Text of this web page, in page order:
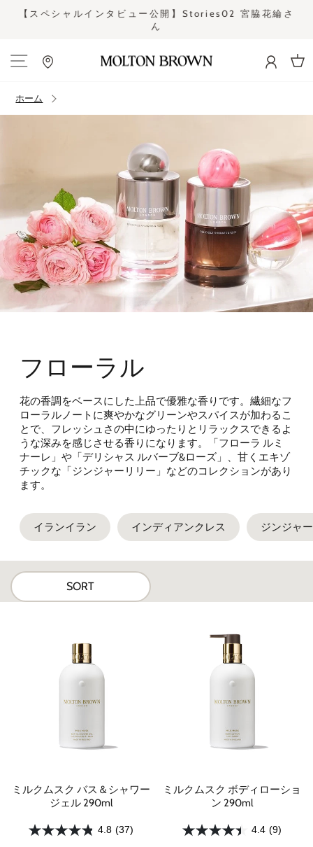
ッ
イ
ー
る
【スペシャルインタビュー公開】Stories02 宮脇花綸さ
ん
ホーム
フローラル
花の香調をベースにした上品で優雅な香りです。繊細なフ
ローラルノートに爽やかなグリーンやスパイスが加わる こ
とで、フレッシュさの中にゆったりとリラックスできるよ
うな深みを感じさせる香りになります。
「フローラ ルミ
ナーレ」や 「デリシャス ルバーブ&ローズ」、甘 くエキゾ
チックな「ジンジャーリリー」などのコレクションがあり
ます。
イランイラン インディアンクレス ジンジャ
SORT
ミルクムスク バス＆シャワー
ジェル 290ml
4.8 (37)
ミルクムスク ボディローショ
ン 290ml
4.4 (9)